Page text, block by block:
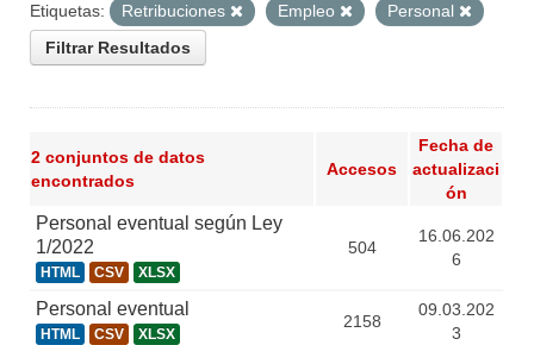
Etiquetas:
Retribuciones Empleo
Personal
Filtrar Resultados
2 conjuntos de datos
encontrados
Accesos
Fecha de
actualizaci
ón
Personal eventual según Ley
1/2022
HTML CSV XLSX
504
16.06.202
6
Personal eventual
HTML CSV XLSX
2158
09.03.202
3